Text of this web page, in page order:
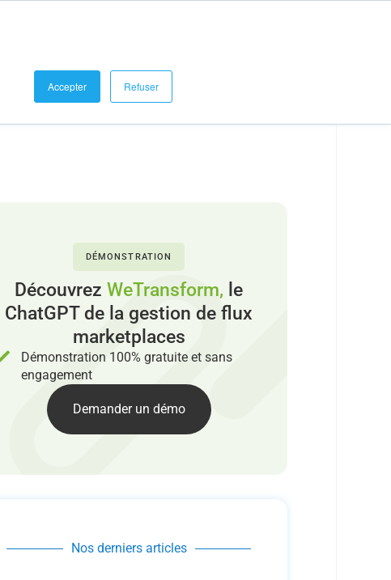
Accepter Refuser
DÉMONSTRATION
DécouvrezWeTransform, le
ChatGPT de la gestion de flux
marketplaces
Démonstration 100% gratuite et sans
engagement
Demander un démo
Nos derniers articles